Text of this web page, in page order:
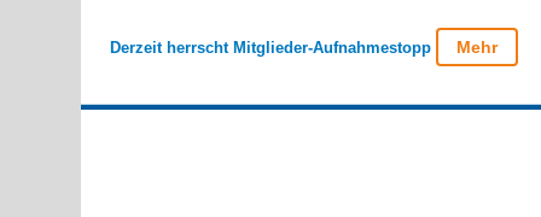
Derzeit herrscht Mitglieder-Aufnahmestopp Mehr